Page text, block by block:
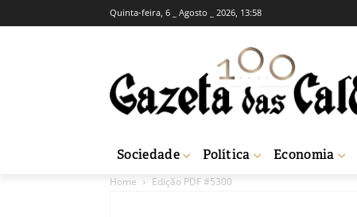
Quinta-feira, 6 _ Agosto _ 2026, 13:58
Sociedade Política Economia
Home Edição PDF #5300